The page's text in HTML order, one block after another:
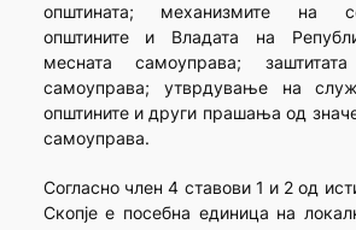
општината; механизмите на
општините и Владата на
месната самоуправа;
самоуправа; утврдување на
општините и други прашања од
самоуправа.
Согласно член 4 ставови 1 и 2 од
Скопје е посебна единица на